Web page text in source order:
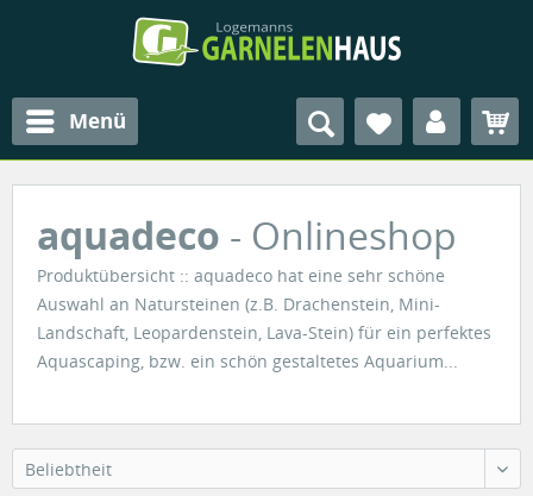
Menü
aquadeco - Onlineshop
Produktübersicht :: aquadeco hat eine sehr schöne
Auswahl an Natursteinen (z.B. Drachenstein, Mini-
Landschaft, Leopardenstein, Lava-Stein) für ein perfektes
Aquascaping, bzw. ein schön gestaltetes Aquarium...
Beliebtheit